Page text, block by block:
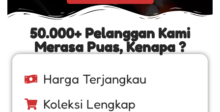
50.000+ Pelanggan Kami
Merasa Puas, Kenapa ?
Harga Terjangkau
Koleksi Lengkap